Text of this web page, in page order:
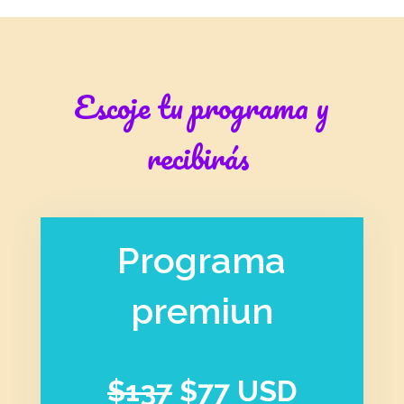
Escoje tu programa y
recibirás
Programa
premiun
$137$77 USD